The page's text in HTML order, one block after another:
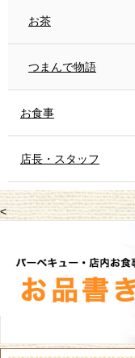
お茶
つまんで物語
お食事
店長・スタッフ
<